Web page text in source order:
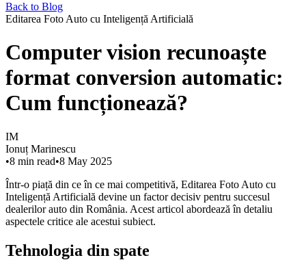
Back to Blog
Editarea Foto Auto cu Inteligență Artificială
Computer vision recunoaște
format conversion automatic:
Cum funcționează?
IM
Ionuț Marinescu
•8 min read•8 May 2025
Într-o piață din ce în ce mai competitivă, Editarea Foto Auto cu
Inteligență Artificială devine un factor decisiv pentru succesul
dealerilor auto din România. Acest articol abordează în detaliu
aspectele critice ale acestui subiect.
Tehnologia din spate